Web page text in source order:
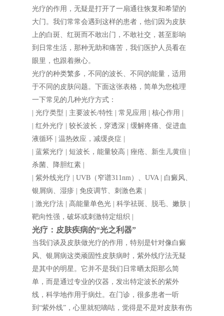
光疗的作用，无疑是打开了一扇通往恢复和希望的
大门。我们常常会遇到这样的患者，他们因为皮肤
上的白斑、红斑而不敢出门，不敢社交，甚至影响
到日常生活，那种无助和痛苦，我们医护人员看在
眼里，也跟着揪心。
光疗的种类繁多，不同的波长、不同的能量，适用
于不同的皮肤问题。下面这张表格，简单为您梳理
一下常见的几种光疗方式：
| 光疗类型 | 主要波长/特性 | 常见应用 | 核心作用 |
| 红外光疗 | 较长波长，穿透深 | 缓解疼痛、促进血
液循环 | 温热效应，减缓炎症 |
| 蓝紫光疗 | 短波长，能量较高 | 痤疮、新生儿黄疸 |
杀菌、降胆红素 |
| 紫外线光疗 | UVB（窄谱311nm）、UVA | 白癜风、
银屑病、湿疹 | 免疫调节、刺激色素 |
| 激光疗法 | 高能量单色光 | 科学祛斑、脱毛、嫩肤 |
靶向性强，破坏或刺激特定组织 |
光疗：皮肤疾病的“光之利器”
当我们谈及皮肤做光疗的作用，特别是针对像白癜
风、银屑病这类顽固性皮肤病时，紫外线疗法无疑
是其中的明星。它并不是我们日常晒太阳那么简
单，而是通过专业的仪器，发出特定波长的紫外
线，科学地作用于病灶。在门诊，很多患者一听
到“紫外线”，心里就犯嘀咕，觉得是不是对皮肤有伤